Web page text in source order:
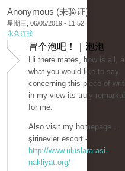
Anonymous (未验证)
星期三, 06/05/2019 - 11:52
永久连接
冒个泡吧！ | 泡泡
Hi there mates, how is all,
what you would like to say
concerning this piece of
in my view its truly
for me.
Also visit my homepage ...
şirinevler escort -
http://www.uluslararasi-
nakliyat.org/